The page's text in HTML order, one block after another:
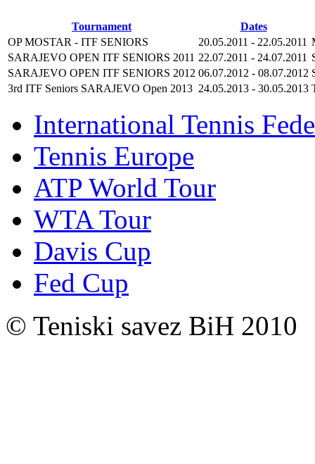
Tournament
Dates
OP MOSTAR - ITF SENIORS
20.05.2011 - 22.05.2011
SARAJEVO OPEN ITF SENIORS 2011 22.07.2011 - 24.07.2011
SARAJEVO OPEN ITF SENIORS 2012 06.07.2012 - 08.07.2012
3rd ITF Seniors SARAJEVO Open 2013 24.05.2013 - 30.05.2013
International Tennis
Tennis Europe
ATP World Tour
WTA Tour
Davis Cup
Fed Cup
© Teniski savez BiH 2010